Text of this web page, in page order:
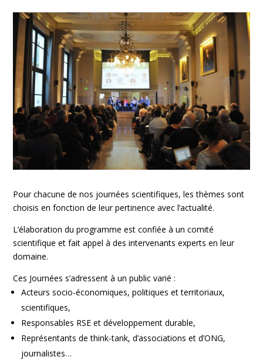
Pour chacune de nos journées scientifiques, les thèmes sont
choisis en fonction de leur pertinence avec l’actualité.
L’élaboration du programme est confiée à un comité
scientifique et fait appel à des intervenants experts en leur
domaine.
Ces Journées s’adressent à un public varié :
Acteurs socio-économiques, politiques et territoriaux,
scientifiques,
Responsables RSE et développement durable,
Représentants de think-tank, d’associations et d’ONG,
journalistes…